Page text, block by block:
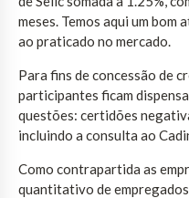
meses. Temos aqui um
ao praticado no mercado.
Para fins de concessão de
participantes ficam
questões: certidões
incluindo a consulta ao
Como contrapartida as
quantitativo de